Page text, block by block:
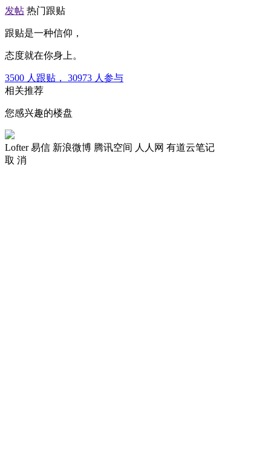
发帖 热门跟贴
跟贴是一种信仰，
态度就在你身上。
3500 人跟贴， 30973 人参与
相关推荐
您感兴趣的楼盘
Lofter 易信 新浪微博 腾讯空间 人人网 有道云笔记
取 消